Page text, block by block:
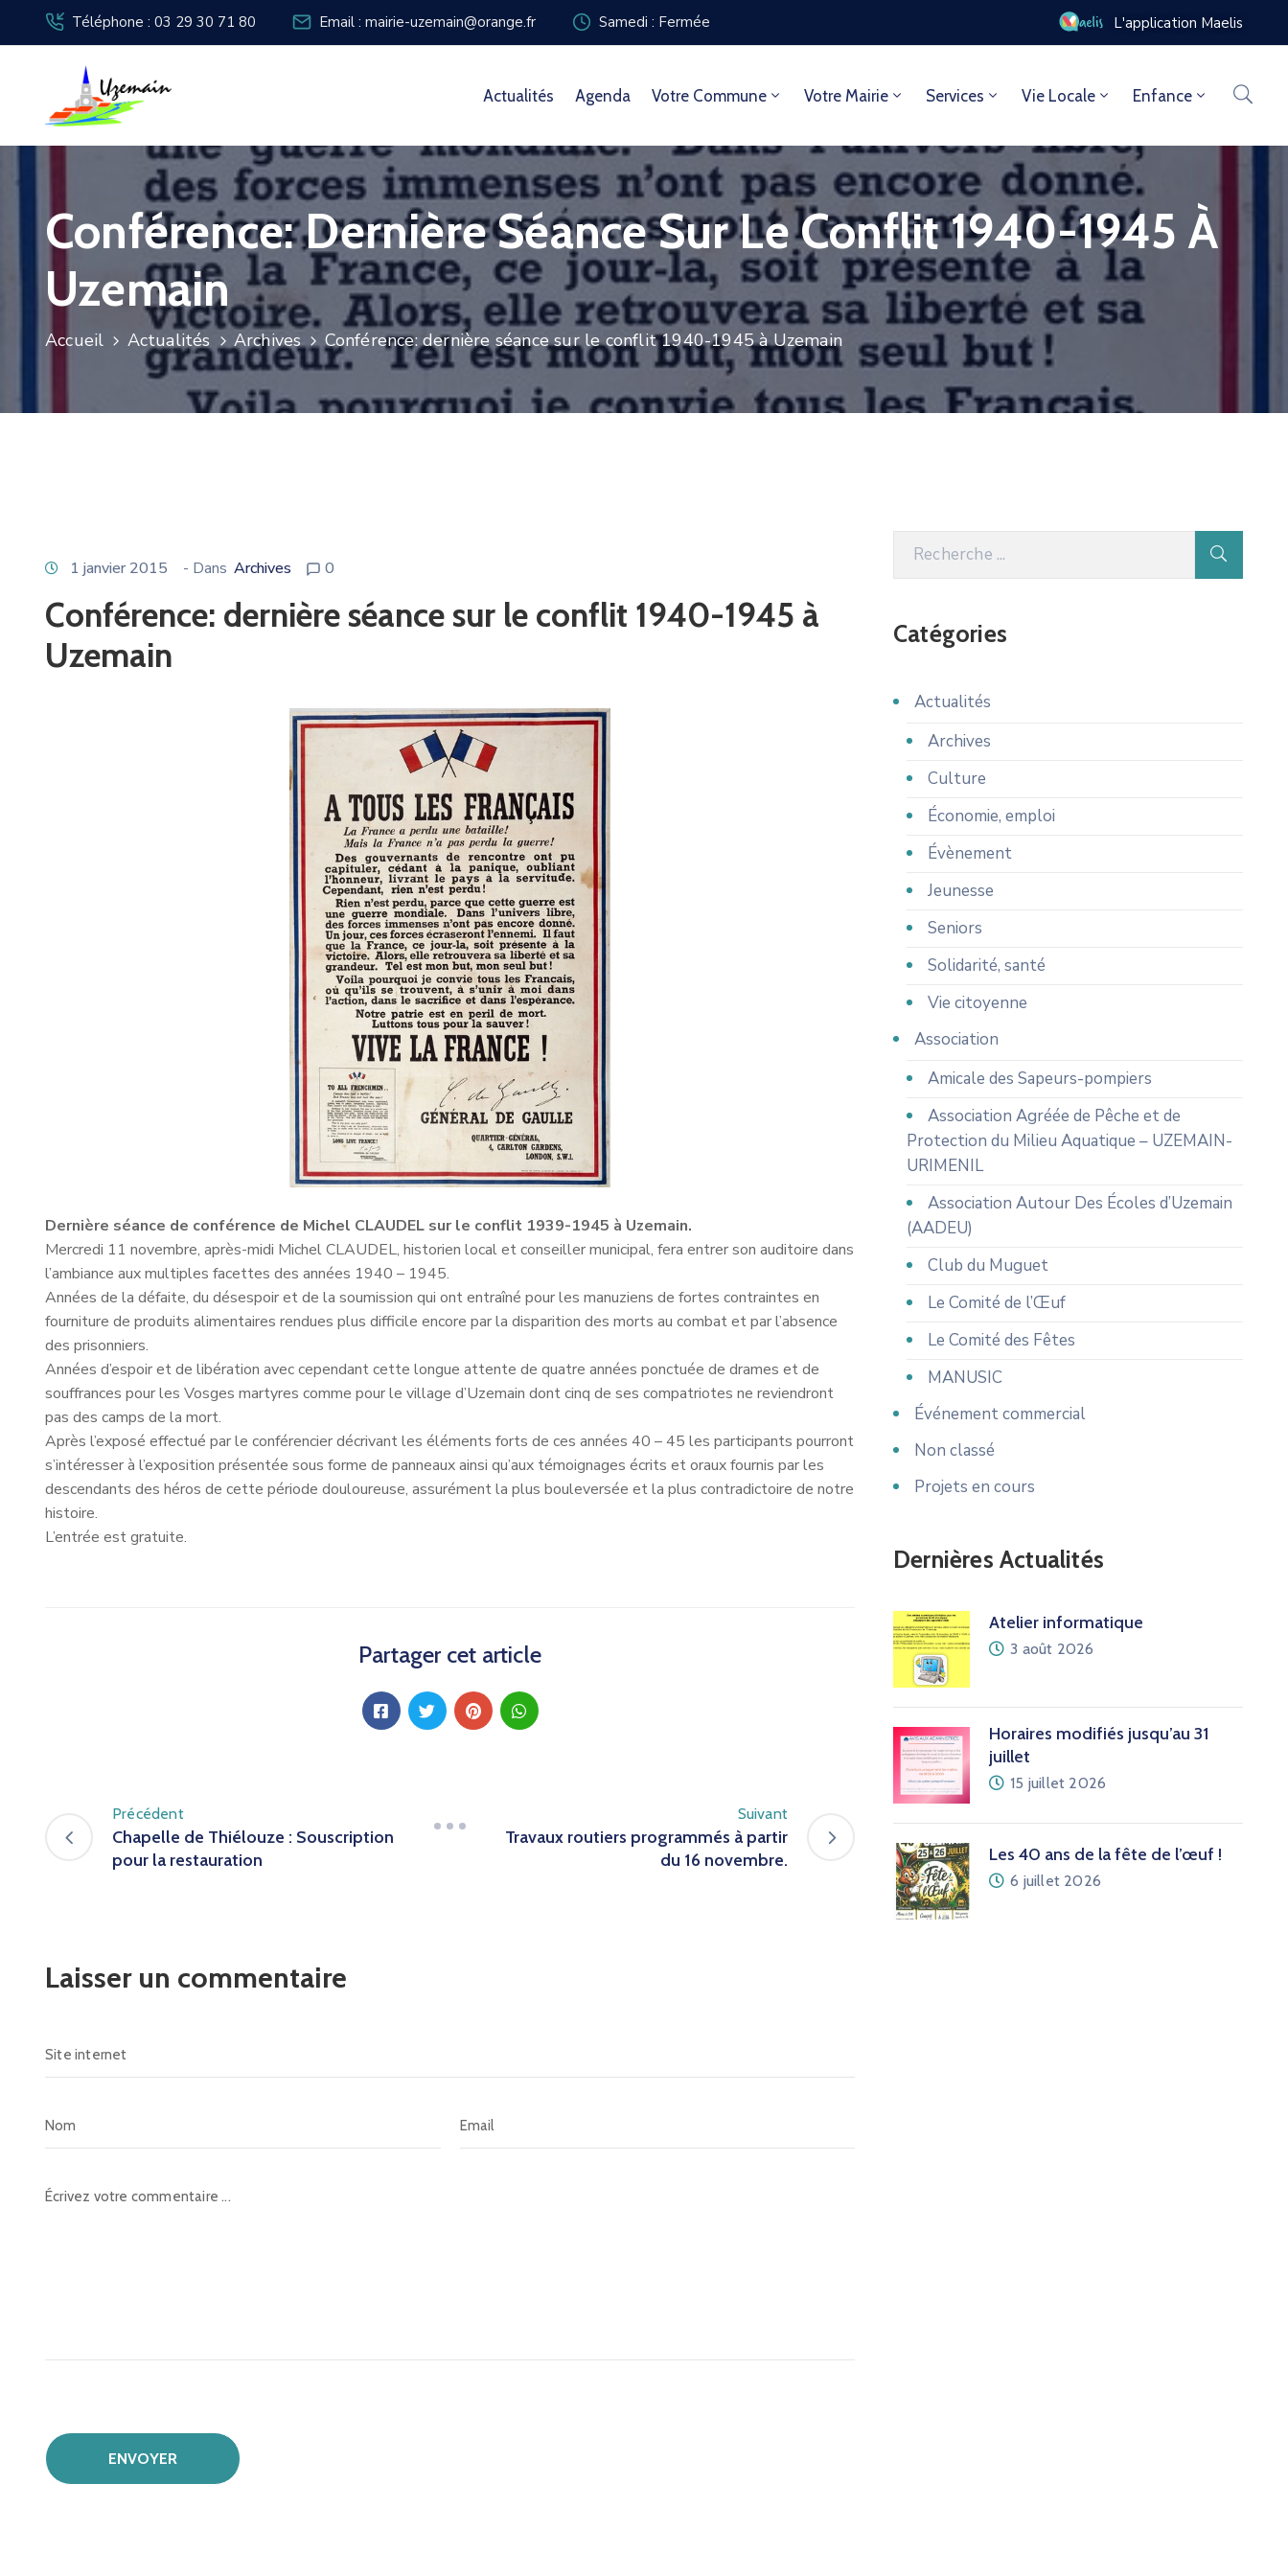
Téléphone : 03 29 30 71 80 Email : mairie-uzemain@orange.fr Samedi : Fermée L'application Maelis
Actualités Agenda Votre Commune Votre Mairie Services Vie Locale Enfance
Conférence: Dernière Séance Sur Le Conflit 1940-1945 À
Uzemain
Accueil Actualités Archives Conférence: dernière séance sur le conflit 1940-1945 à Uzemain
1 janvier 2015 - Dans Archives 0
Conférence: dernière séance sur le conflit 1940-1945 à
Uzemain
Dernière séance de conférence de Michel CLAUDEL sur le conflit 1939-1945 à Uzemain.
Mercredi 11 novembre, après-midi Michel CLAUDEL, historien local et conseiller municipal, fera entrer son auditoire dans
l’ambiance aux multiples facettes des années 1940 – 1945.
Années de la défaite, du désespoir et de la soumission qui ont entraîné pour les manuziens de fortes contraintes en
fourniture de produits alimentaires rendues plus difficile encore par la disparition des morts au combat et par l’absence
des prisonniers.
Années d’espoir et de libération avec cependant cette longue attente de quatre années ponctuée de drames et de
souffrances pour les Vosges martyres comme pour le village d’Uzemain dont cinq de ses compatriotes ne reviendront
pas des camps de la mort.
Après l’exposé effectué par le conférencier décrivant les éléments forts de ces années 40 – 45 les participants pourront
s’intéresser à l’exposition présentée sous forme de panneaux ainsi qu’aux témoignages écrits et oraux fournis par les
descendants des héros de cette période douloureuse, assurément la plus bouleversée et la plus contradictoire de notre
histoire.
L’entrée est gratuite.
Partager cet article
Précédent
Chapelle de Thiélouze : Souscription
pour la restauration
Suivant
Travaux routiers programmés à partir
du 16 novembre.
Laisser un commentaire
Catégories
Actualités
Archives
Culture
Économie, emploi
Évènement
Jeunesse
Seniors
Solidarité, santé
Vie citoyenne
Association
Amicale des Sapeurs-pompiers
Association Agréée de Pêche et de
Protection du Milieu Aquatique – UZEMAIN-
URIMENIL
Association Autour Des Écoles d’Uzemain
(AADEU)
Club du Muguet
Le Comité de l’Œuf
Le Comité des Fêtes
MANUSIC
Événement commercial
Non classé
Projets en cours
Dernières Actualités
Atelier informatique
3 août 2026
Horaires modifiés jusqu’au 31
juillet
15 juillet 2026
Les 40 ans de la fête de l’œuf !
6 juillet 2026